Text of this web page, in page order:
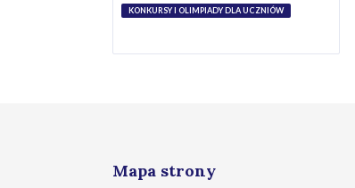
egzaminu zawodowego w roku
AKTUALIZACJA
KONKURSY I OLIMPIADY DLA UCZNIÓW
Mapa strony